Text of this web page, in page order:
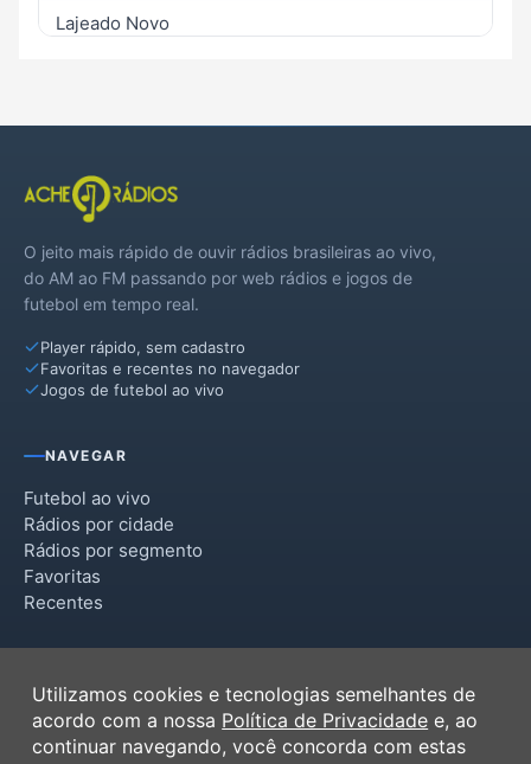
Lajeado Novo
São Pedro da Água Branca
Senador La Rocque
Vila Nova dos Martírios
O jeito mais rápido de ouvir rádios brasileiras ao vivo,
do AM ao FM passando por web rádios e jogos de
futebol em tempo real.
Player rápido, sem cadastro
Favoritas e recentes no navegador
Jogos de futebol ao vivo
NAVEGAR
Futebol ao vivo
Rádios por cidade
Rádios por segmento
Favoritas
Recentes
Termos de Uso
Política de Privacidade
Utilizamos cookies e tecnologias semelhantes de
acordo com a nossa Política de Privacidade e, ao
continuar navegando, você concorda com estas